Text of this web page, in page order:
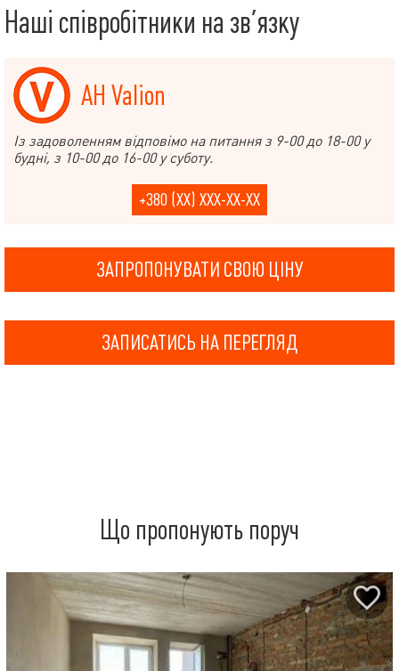
Наші співробітники на зв’язку
АН Valion
Із задоволенням відповімо на питання з 9-00 до 18-00 у
будні, з 10-00 до 16-00 у суботу.
+380 (XX) XXX-XX-XX
ЗАПРОПОНУВАТИ СВОЮ ЦІНУ
ЗАПИСАТИСЬ НА ПЕРЕГЛЯД
Що пропонують поруч